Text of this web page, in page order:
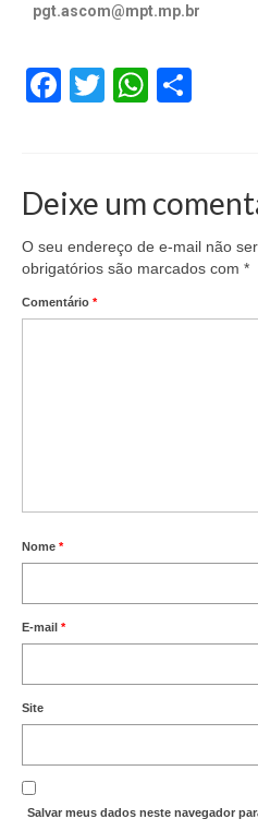
pgt.ascom@mpt.mp.br
Facebook
Twitter
Deixe um
O seu endereço de e-mail não
obrigatórios são marcados com *
Comentário *
Nome *
E-mail *
Site
Salvar meus dados neste navegador